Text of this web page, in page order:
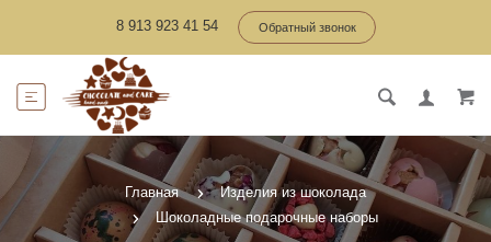
8 913 923 41 54 Обратный звонок
Главная
Изделия из шоколада
Шоколадные подарочные наборы